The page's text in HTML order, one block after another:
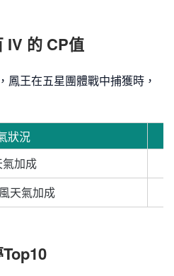
IV 的 CP值
鳳王在五星團體戰中捕獲時，
狀況
加成
天氣加成